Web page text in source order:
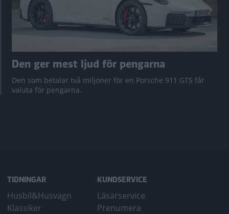
Den ger mest ljud för pengarna
Den som betalar två miljoner för en Porsche 911 GTS får
valuta för pengarna.
TIDNINGAR
Husbil&Husvagn
Klassiker
KUNDSERVICE
Läsarservice
Prenumera